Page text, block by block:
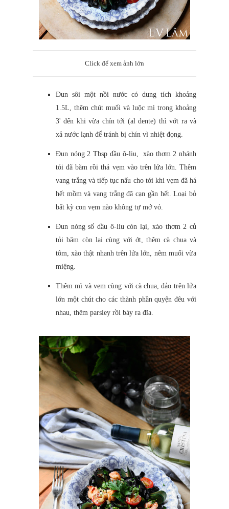
Click để xem ảnh lớn
Đun sôi một nồi nước có dung tích khoảng
1.5L, thêm chút muối và luộc mì trong khoảng
3' đến khi vừa chín tới (al dente) thì vớt ra và
xả nước lạnh để tránh bị chín vì nhiệt đọng.
Đun nóng 2 Tbsp dầu ô-liu, xào thơm 2 nhánh
tỏi đã băm rồi thả vẹm vào trên lửa lớn. Thêm
vang trắng và tiếp tục nấu cho tới khi vẹm đã há
hết mồm và vang trắng đã cạn gần hết. Loại bỏ
bất kỳ con vẹm nào không tự mở vỏ.
Đun nóng số dầu ô-liu còn lại, xào thơm 2 củ
tỏi băm còn lại cùng với ớt, thêm cà chua và
tôm, xào thật nhanh trên lửa lớn, nêm muối vừa
miệng.
Thêm mì và vẹm cùng với cà chua, đảo trên lửa
lớn một chút cho các thành phần quyện đêu với
nhau, thêm parsley rồi bày ra đĩa.